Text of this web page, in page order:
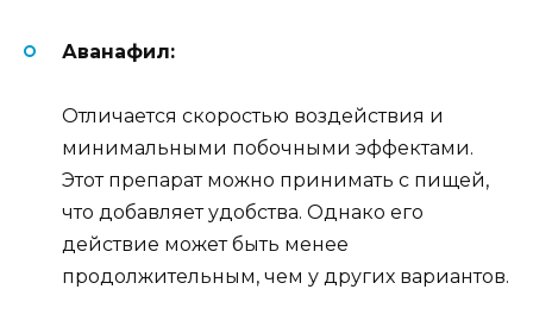
Аванафил:
Отличается скоростью воздействия и
минимальными побочными эффектами.
Этот препарат можно принимать с пищей,
что добавляет удобства. Однако его
действие может быть менее
продолжительным, чем у других вариантов.